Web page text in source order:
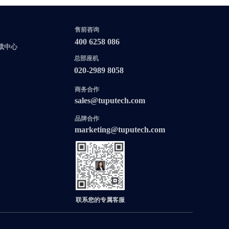
400 6258 086
sales@tuputech.com
联系您的专属客服
售前咨询
商务合作
marketing@tuputech.com
品牌合作
020-2989 8058
总部座机
中心